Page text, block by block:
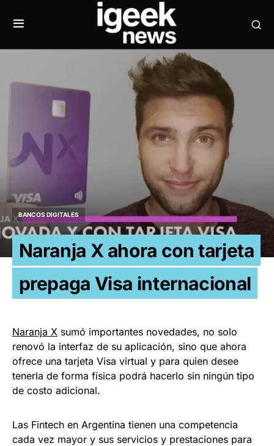
BANCOS DIGITALES
Naranja X ahora con tarjeta
prepaga Visa internacional
Naranja X sumó importantes novedades, no solo
renovó la interfaz de su aplicación, sino que ahora
ofrece una tarjeta Visa virtual y para quien desee
tenerla de forma física podrá hacerlo sin ningún tipo
de costo adicional.
Las Fintech en Argentina tienen una competencia
cada vez mayor y sus servicios y prestaciones para